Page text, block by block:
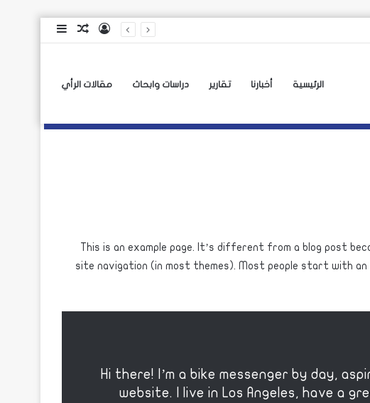
إضافةمقالتسجيل
الرئيسية أخبارنا تقارير دراسات وابحاث مقالات الرأي
This is an example page. It’s different from a blog post
site navigation (in most themes). Most people start with
Hi there! I’m a bike messenger by day,
website. I live in Los Angeles, have a